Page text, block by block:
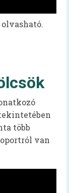
iskola
olvasható.
több
van